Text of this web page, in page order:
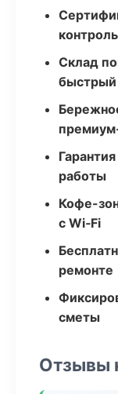
Склад
быстрый
работы
Кофе-
с Wi‑Fi
ремонте
сметы
Отзывы